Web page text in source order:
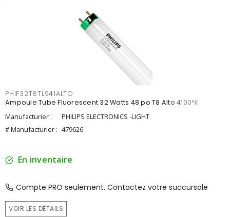
PHIF32T8TL941ALTO
Ampoule Tube Fluorescent 32 Watts 48 po T8 Alto 4100°K
Manufacturier :
PHILIPS ELECTRONICS -LIGHT
# Manufacturier : 479626
En inventaire
Compte PRO seulement. Contactez votre succursale
VOIR LES DÉTAILS